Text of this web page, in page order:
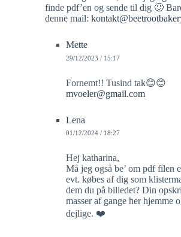
finde pdf’en og sende til dig 🙂
denne mail:
Mette
29/12/2023 / 15:17
Fornemt!! Tusind tak😊😊
mvoeler@gmail.com
Lena
01/12/2024 / 18:27
Hej katharina,
Må jeg også be’ om pdf filen
evt. købes af dig som
dem du på billedet? Din
masser af gange her hjemme
dejlige. ❤️